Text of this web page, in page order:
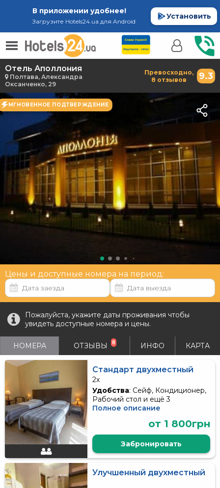
В приложении удобнее!
Загрузите Hotels24.ua для Android
Установить
Отель Аполлония
Полтава, Александра
Оксанченко, 29
Превосходно, 9.3
8 отзывов
МГНОВЕННОЕ ПОДТВЕРЖДЕНИЕ
Цены и доступные номера на период:
Пожалуйста, укажите даты проживания чтобы
увидеть доступные номера и цены.
НОМЕРА ОТЗЫВЫ 8 ИНФО КАРТА
Стандарт двухместный
2x
Удобства: Сейф, Кондиционер,
Рабочий стол и ещё 3
Полное описание
от 1 800грн
Забронировать
Улучшенный двухместный